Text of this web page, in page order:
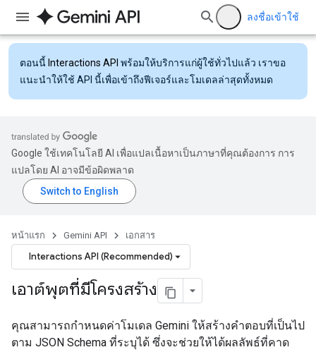
ลงชื่อเข้าใช้
ตอนนี้ Interactions API พร้อมให้บริการแก่ผู้ใช้ทั่วไปแล้ว เราขอ
แนะนำให้ใช้ API นี้เพื่อเข้าถึงฟีเจอร์และโมเดลล่าสุดทั้งหมด
Google ใช้เทคโนโลยี AI เพื่อแปลเนื้อหาเป็นภาษาที่คุณต้องการ การ
แปลโดย AI อาจมีข้อผิดพลาด
หน้าแรก Gemini API เอกสาร
Interactions API (Recommended)
เอาต์พุตที่มีโครงสร้าง
คุณสามารถกำหนดค่าโมเดล Gemini ให้สร้างคำตอบที่เป็นไป
ตาม JSON Schema ที่ระบุได้ ซึ่งจะช่วยให้ได้ผลลัพธ์ที่คาด